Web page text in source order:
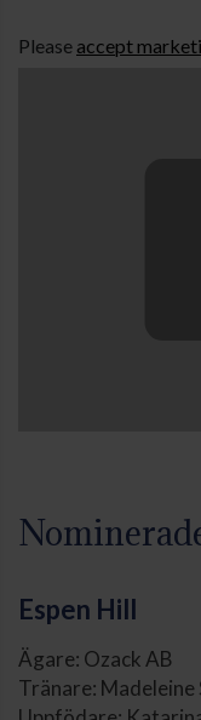
Please accept
Espen Hill
Ägare: Ozack AB
Tränare: Madeleine